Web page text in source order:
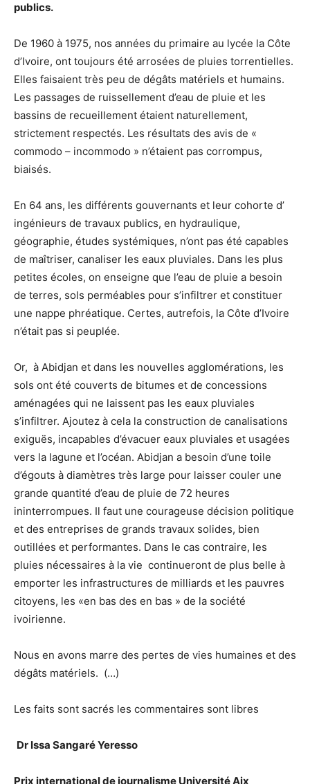
publics.
De 1960 à 1975, nos années du primaire au lycée la Côte
d’Ivoire, ont toujours été arrosées de pluies torrentielles.
Elles faisaient très peu de dégâts matériels et humains.
Les passages de ruissellement d’eau de pluie et les
bassins de recueillement étaient naturellement,
strictement respectés. Les résultats des avis de «
commodo – incommodo » n’étaient pas corrompus,
biaisés.
En 64 ans, les différents gouvernants et leur cohorte d’
ingénieurs de travaux publics, en hydraulique,
géographie, études systémiques, n’ont pas été capables
de maîtriser, canaliser les eaux pluviales. Dans les plus
petites écoles, on enseigne que l’eau de pluie a besoin
de terres, sols perméables pour s’infiltrer et constituer
une nappe phréatique. Certes, autrefois, la Côte d’Ivoire
n’était pas si peuplée.
Or, à Abidjan et dans les nouvelles agglomérations, les
sols ont été couverts de bitumes et de concessions
aménagées qui ne laissent pas les eaux pluviales
s’infiltrer. Ajoutez à cela la construction de canalisations
exiguës, incapables d’évacuer eaux pluviales et usagées
vers la lagune et l’océan. Abidjan a besoin d’une toile
d’égouts à diamètres très large pour laisser couler une
grande quantité d’eau de pluie de 72 heures
ininterrompues. Il faut une courageuse décision politique
et des entreprises de grands travaux solides, bien
outillées et performantes. Dans le cas contraire, les
pluies nécessaires à la vie continueront de plus belle à
emporter les infrastructures de milliards et les pauvres
citoyens, les «en bas des en bas » de la société
ivoirienne.
Nous en avons marre des pertes de vies humaines et des
dégâts matériels. (…)
Les faits sont sacrés les commentaires sont libres
Dr Issa Sangaré Yeresso
Prix international de journalisme Université Aix